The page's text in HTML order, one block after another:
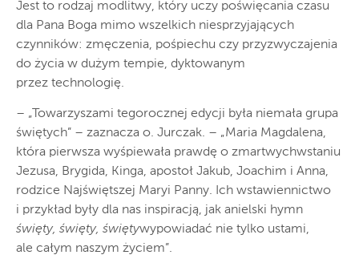
Jest to rodzaj modlitwy, który uczy poświęcania czasu
dla Pana Boga mimo wszelkich niesprzyjających
czynników: zmęczenia, pośpiechu czy przyzwyczajenia
do życia w dużym tempie, dyktowanym
przez technologię.
– „Towarzyszami tegorocznej edycji była niemała grupa
świętych” – zaznacza o. Jurczak. – „Maria Magdalena,
która pierwsza wyśpiewała prawdę o zmartwychwstaniu
Jezusa, Brygida, Kinga, apostoł Jakub, Joachim i Anna,
rodzice Najświętszej Maryi Panny. Ich wstawiennictwo
i przykład były dla nas inspiracją, jak anielski hymn
święty, święty, świętywypowiadać nie tylko ustami,
ale całym naszym życiem”.